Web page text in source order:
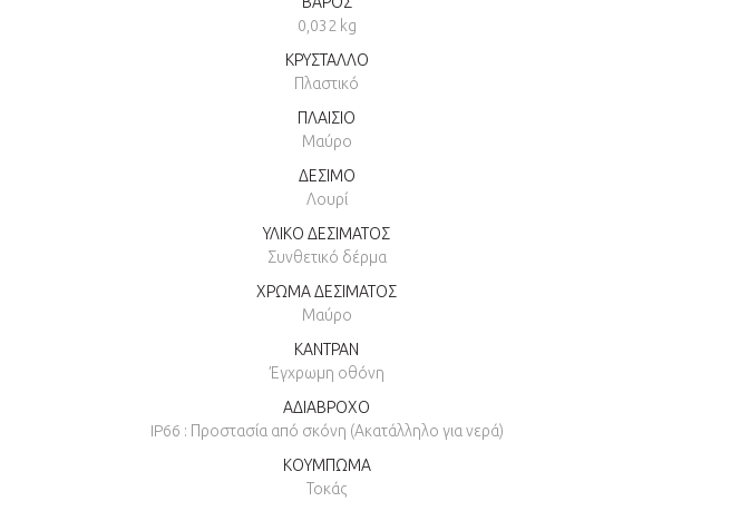
0,032 kg
ΚΡΥΣΤΑΛΛΟ
Πλαστικό
ΠΛΑΙΣΙΟ
Μαύρο
ΔΕΣΙΜΟ
Λουρί
ΥΛΙΚΟ ΔΕΣΙΜΑΤΟΣ
Συνθετικό δέρμα
ΧΡΩΜΑ ΔΕΣΙΜΑΤΟΣ
Μαύρο
ΚΑΝΤΡΑΝ
Έγχρωμη οθόνη
ΑΔΙΑΒΡΟΧΟ
IP66 : Προστασία από σκόνη (Ακατάλληλο για νερά)
ΚΟΥΜΠΩΜΑ
Τοκάς